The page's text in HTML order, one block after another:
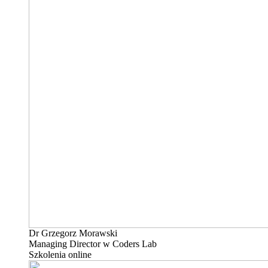
Dr Grzegorz Morawski
Managing Director w Coders Lab
Szkolenia online